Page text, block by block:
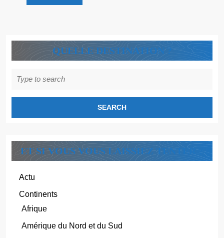
Découvre
QUELLE DESTINATION ?
for:
ET SI VOUS VOUS LAISSIEZ TENTER ?
Actu
Continents
Afrique
Amérique du Nord et du Sud